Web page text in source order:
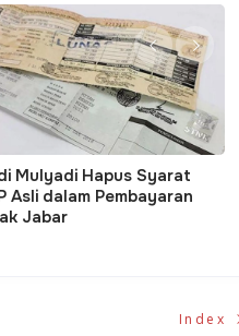
Transformasi Tata Kelola
Anggaran Daerah di Era
Pemerintahan Baru
Index